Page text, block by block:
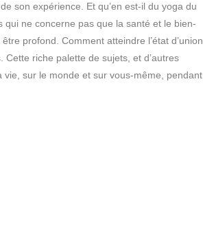
son expérience. Et qu’en est-il du yoga du
ne concerne pas que la santé et le bien-
profond. Comment atteindre l’état d’union
riche palette de sujets, et d’autres
sur le monde et sur vous-même, pendant